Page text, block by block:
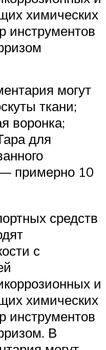
химических
инструментов
могут
ткани;
воронка;
для
примерно 10
средств
с
и
химических
инструментов
В